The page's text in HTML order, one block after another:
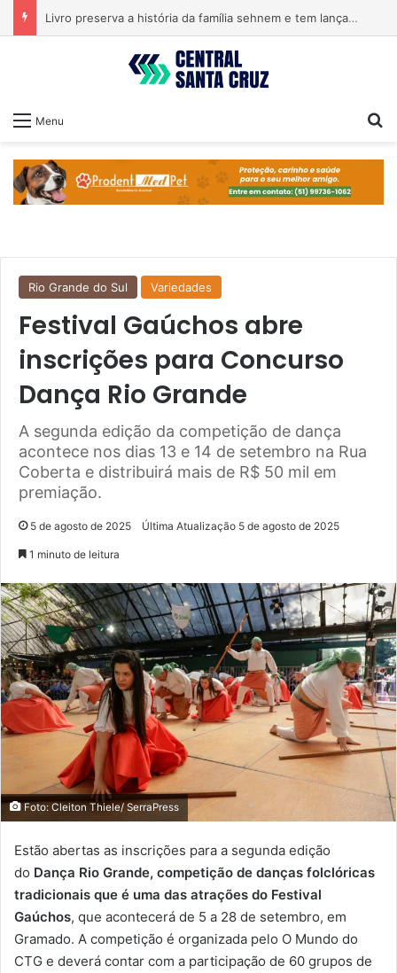
Livro preserva a história da família sehnem e tem lançamento em encontro familiar
Menu
Rio Grande do Sul Variedades
Festival Gaúchos abre
inscrições para Concurso
Dança Rio Grande
A segunda edição da competição de dança
acontece nos dias 13 e 14 de setembro na Rua
Coberta e distribuirá mais de R$ 50 mil em
premiação.
5 de agosto de 2025 Última Atualização 5 de agosto de 2025
1 minuto de leitura
Foto: Cleiton Thiele/ SerraPress
Estão abertas as inscrições para a segunda edição
do Dança Rio Grande, competição de danças folclóricas
tradicionais que é uma das atrações do Festival
Gaúchos, que acontecerá de 5 a 28 de setembro, em
Gramado. A competição é organizada pelo O Mundo do
CTG e deverá contar com a participação de 60 grupos de